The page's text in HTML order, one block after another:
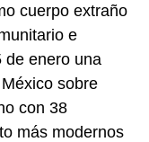
cuerpo extraño
e
de enero una
sobre
con 38
más modernos